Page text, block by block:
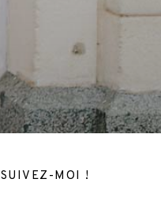
SUIVEZ-MOI !